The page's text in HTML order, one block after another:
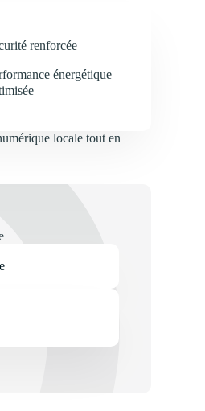
renforcée
énergétique
locale tout en